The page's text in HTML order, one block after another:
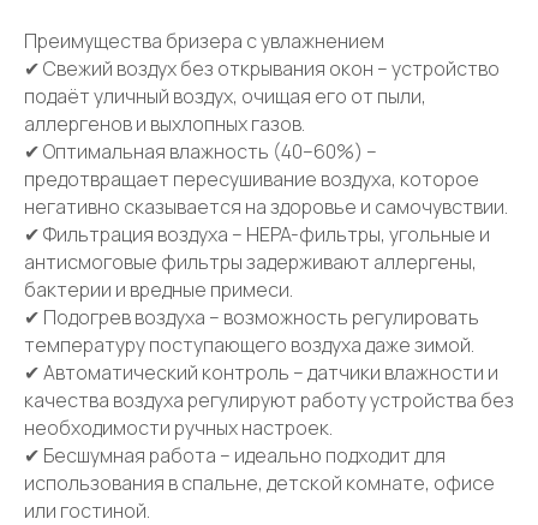
Преимущества бризера с увлажнением
✔ Свежий воздух без открывания окон – устройство
подаёт уличный воздух, очищая его от пыли,
аллергенов и выхлопных газов.
✔ Оптимальная влажность (40–60%) –
предотвращает пересушивание воздуха, которое
негативно сказывается на здоровье и самочувствии.
✔ Фильтрация воздуха – HEPA-фильтры, угольные и
антисмоговые фильтры задерживают аллергены,
бактерии и вредные примеси.
✔ Подогрев воздуха – возможность регулировать
температуру поступающего воздуха даже зимой.
✔ Автоматический контроль – датчики влажности и
качества воздуха регулируют работу устройства без
необходимости ручных настроек.
✔ Бесшумная работа – идеально подходит для
использования в спальне, детской комнате, офисе
или гостиной.
Отвечаем начасто
задаваемые вопросы
наших клиентов